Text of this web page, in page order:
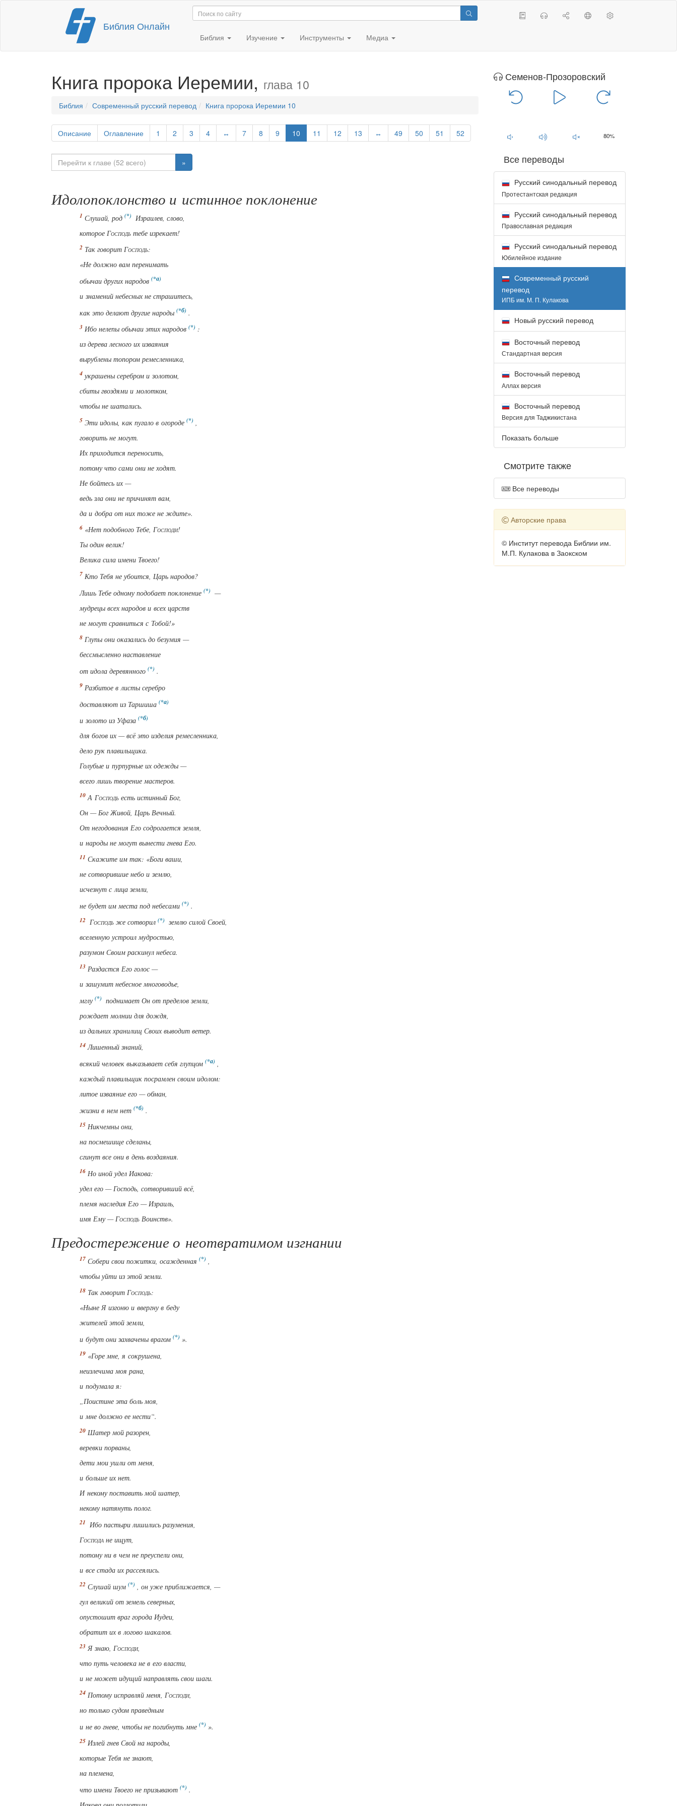
Перейти
содержимому
Библия Онлайн
Библия Изучение Инструменты Медиа
Книга пророка Иеремии, глава 10
Библия Современный русский перевод Книга пророка Иеремии 10
Описание Оглавление 1 2 3 4 ↔ 7 8 9 10 11 12 13 ↔ 49 50 51 52
»
Идолопоклонство и истинное поклонение
Слушай, род
Израилев, слово,
которое Господь тебе изрекает!
Так говорит Господь:
«Не должно вам перенимать
обычаи других народов
и знамений небесных не страшитесь,
как это делают другие народы
.
Ибо нелепы обычаи этих народов
:
из дерева лесного их изваяния
вырублены топором ремесленника,
украшены серебром и золотом,
сбиты гвоздями и молотком,
чтобы не шатались.
Эти идолы, как пугало в огороде
говорить не могут.
Их приходится переносить,
потому что сами они не ходят.
Не бойтесь их —
ведь зла они не причинят вам
да и добра от них тоже не ждите».
«Нет подобного Тебе, Господи!
Ты один велик!
Велика сила имени Твоего!
Кто Тебя не убоится, Царь народов?
Лишь Тебе одному подобает поклонение
—
мудрецы всех народов и всех царств
не могут сравниться с Тобой!»
Глупы они оказались до безумия —
бессмысленно наставление
от идола деревянного
.
Разбитое в листы серебро
доставляют из Таршиша
и золото из Уфаза
для богов их — всё это изделия ремесленника,
дело рук плавильщика.
Голубые и пурпурные их одежды —
всего лишь творение мастеров.
А Господь есть истинный Бог,
Он — Бог Живой, Царь Вечный.
От негодования Его содрогается земля,
и народы не могут вынести гнева Его.
Скажите им так: «Боги ваши,
не сотворившие небо и землю,
исчезнут слица земли,
не будет им места под небесами
.
Господь же сотворил
землю силой Своей,
вселенную устроил мудростью,
разумом Своим раскинул небеса.
Раздастся Его голос —
и зашумит небесное многоводье,
мглу
поднимает Он от пределов земли,
рождает молнии для дождя,
из дальних хранилищ Своих выводит ветер.
Лишенный знаний,
всякий человек выказывает себя глупцом
,
каждый плавильщик посрамлен своим идолом:
литое изваяние его — обман,
жизни в нем нет
.
Никчемны они,
на посмешище сделаны,
сгинут все они в день воздаяния.
Но иной удел Иакова:
удел его —Господь, сотворивший всё,
племя наследия Его — Израиль,
имя Ему —Господь Воинств».
Предостережение о неотвратимом изгнании
Собери свои пожитки, осажденная
чтобы уйти из этой земли.
Так говорит Господь:
«Ныне Я изгоню и ввергну в беду
жителей этой земли,
и будут они захвачены врагом
».
«Горе мне, я сокрушена,
неизлечима моя рана,
и подумала я:
„Поистине эта боль моя,
и мне должно ее нести“.
Шатер мой разорен,
веревки порваны,
дети мои ушли от меня,
и больше их нет.
И некому поставить мой шатер,
некому натянуть полог.
Ибо пастыри лишились разумения,
Господа не ищут,
потомуни в чем не преуспели они,
и все стада их рассеялись.
Слушай шум
, он уже приближается, —
гул великий от земель северных,
опустошит враг города Иудеи,
обратит их в логово шакалов.
Я знаю, Господи,
что путь человека не в его власти,
и не может идущий направлять свои шаги.
Потому исправляй меня, Господи,
но только судом праведным
и не во гневе, чтобы не погибнуть мне
».
Излей гнев Свой на народы,
которые Тебя не знают,
на племена,
что имени Твоего не призывают
.
Семенов-Прозоровский
80%
Все переводы
Русский синодальный перевод
Протестантская редакция
Русский синодальный перевод
Православная редакция
Русский синодальный перевод
Юбилейное издание
Современный русский
перевод
ИПБ им. М. П. Кулакова
Новый русский перевод
Восточный перевод
Стандартная версия
Восточный перевод
Аллах версия
Восточный перевод
Версия для Таджикистана
Показать больше
Смотрите также
Все переводы
Авторские права
© Институт перевода Библии им.
М.П. Кулакова в Заокском